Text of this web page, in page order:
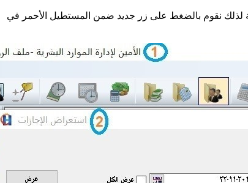
الجدول فارغاً من الإجازات في البداية لذلك نقوم بالضغط على زر جديد ضمن المستطيل الأحمر في